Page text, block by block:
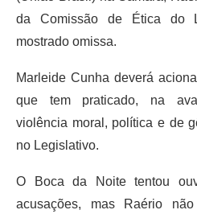
da Comissão de Ética do
mostrado omissa.
Marleide Cunha deverá
que tem praticado, na
violência moral, política e de
no Legislativo.
O Boca da Noite tentou
acusações, mas Raério